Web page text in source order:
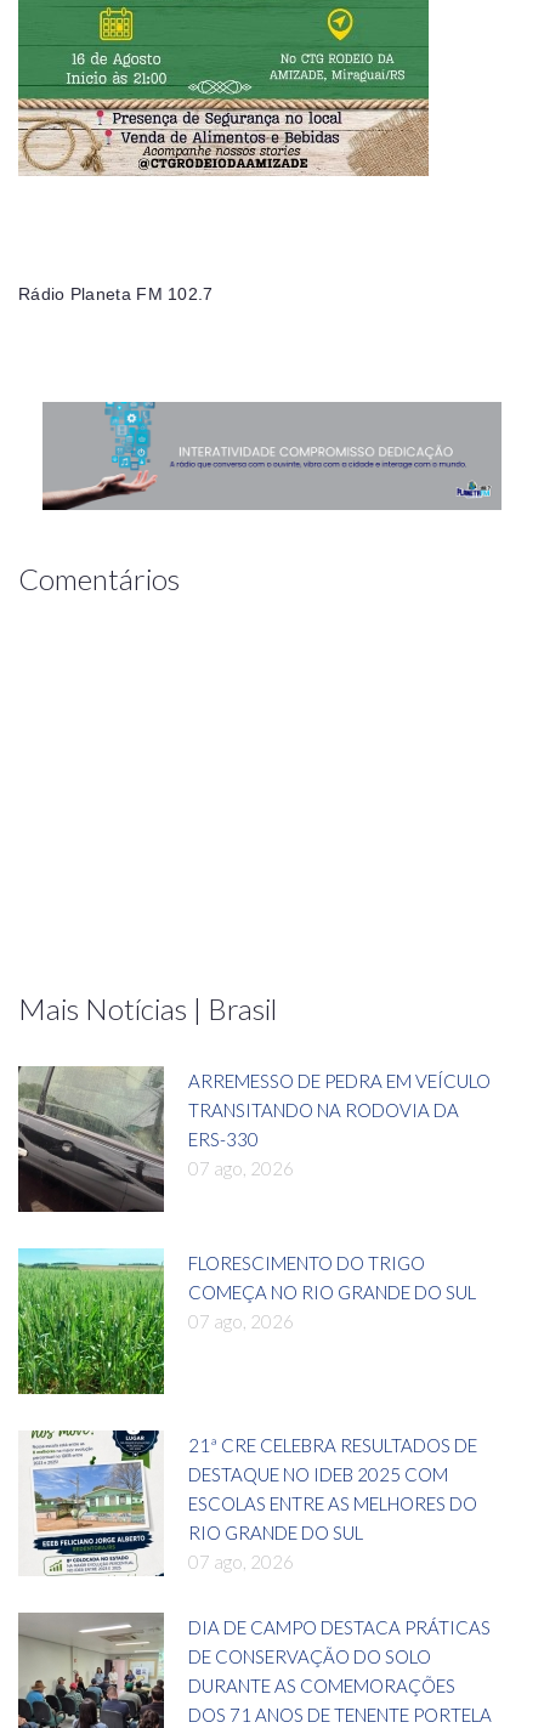
Rádio Planeta FM 102.7
Comentários
Mais Notícias | Brasil
ARREMESSO DE PEDRA EM VEÍCULO
TRANSITANDO NA RODOVIA DA
ERS-330
07 ago, 2026
FLORESCIMENTO DO TRIGO
COMEÇA NO RIO GRANDE DO SUL
07 ago, 2026
21ª CRE CELEBRA RESULTADOS DE
DESTAQUE NO IDEB 2025 COM
ESCOLAS ENTRE AS MELHORES DO
RIO GRANDE DO SUL
07 ago, 2026
DIA DE CAMPO DESTACA PRÁTICAS
DE CONSERVAÇÃO DO SOLO
DURANTE AS COMEMORAÇÕES
DOS 71 ANOS DE TENENTE PORTELA